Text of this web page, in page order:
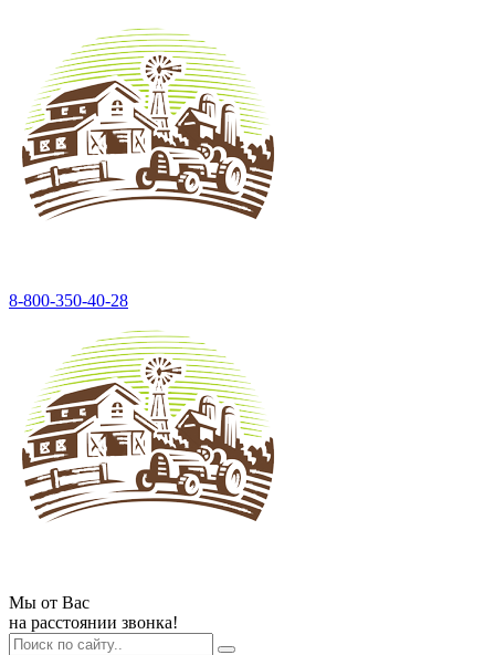
8-800-350-40-28
Мы от Вас
на расстоянии звонка!